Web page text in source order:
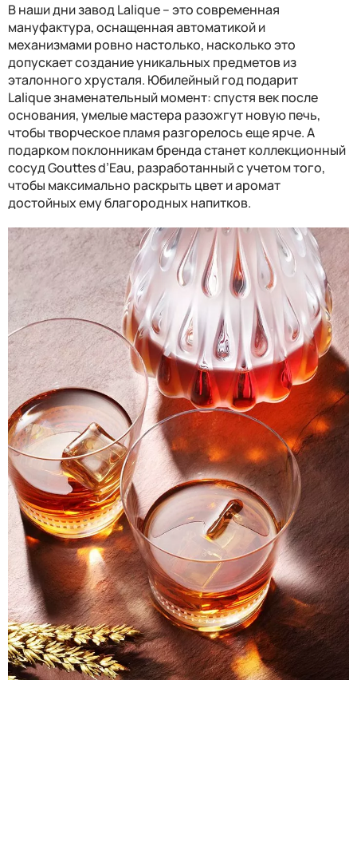
В наши дни завод Lalique – это современная
мануфактура, оснащенная автоматикой и
механизмами ровно настолько, насколько это
допускает создание уникальных предметов из
эталонного хрусталя. Юбилейный год подарит
Lalique знаменательный момент: спустя век после
основания, умелые мастера разожгут новую печь,
чтобы творческое пламя разгорелось еще ярче. А
подарком поклонникам бренда станет коллекционный
сосуд Gouttes d’Eau, разработанный с учетом того,
чтобы максимально раскрыть цвет и аромат
достойных ему благородных напитков.